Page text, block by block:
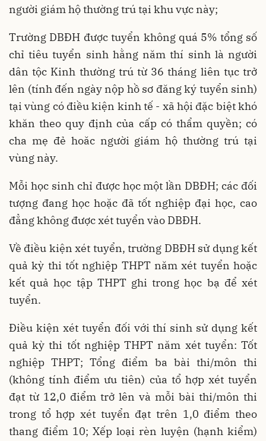
người giám hộ thường trú tại khu vực này;
Trường DBĐH được tuyển không quá 5% tổng số
chỉ tiêu tuyển sinh hằng năm thí sinh là người
dân tộc Kinh thường trú từ 36 tháng liên tục trở
lên (tính đến ngày nộp hồ sơ đăng ký tuyển sinh)
tại vùng có điều kiện kinh tế - xã hội đặc biệt khó
khăn theo quy định của cấp có thẩm quyền; có
cha mẹ đẻ hoăc người giám hộ thường trú tại
vùng này.
Mỗi học sinh chỉ được học một lần DBĐH; các đối
tượng đang học hoặc đã tốt nghiệp đại học, cao
đẳng không được xét tuyển vào DBĐH.
Về điều kiện xét tuyển, trường DBĐH sử dụng kết
quả kỳ thi tốt nghiệp THPT năm xét tuyển hoặc
kết quả học tập THPT ghi trong học bạ để xét
tuyển.
Điều kiện xét tuyển đối với thí sinh sử dụng kết
quả kỳ thi tốt nghiệp THPT năm xét tuyển: Tốt
nghiệp THPT; Tổng điểm ba bài thi/môn thi
(không tính điểm ưu tiên) của tổ hợp xét tuyển
đạt từ 12,0 điểm trở lên và mỗi bài thi/môn thi
trong tổ hợp xét tuyển đạt trên 1,0 điểm theo
thang điểm 10; Xếp loại rèn luyện (hạnh kiểm)